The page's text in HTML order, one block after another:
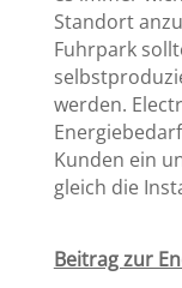
Standort
Fuhrpark
werden.
Kunden ein
gleich die
Beitrag zur